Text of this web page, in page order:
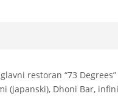
restoran “73 Degrees”
(japanski), Dhoni Bar,